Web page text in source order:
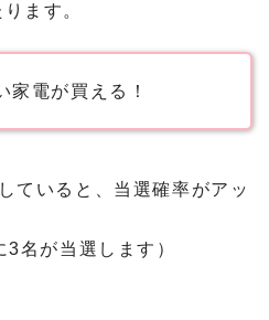
ます。
家電が買える！
ていると、当選確率がアッ
3名が当選します）